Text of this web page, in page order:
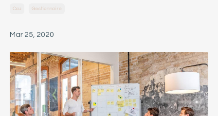
Csu Gestionnaire
Mar 25, 2020